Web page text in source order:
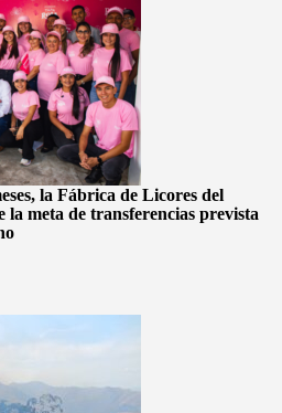
la Fábrica de Licores del
la meta de transferencias prevista